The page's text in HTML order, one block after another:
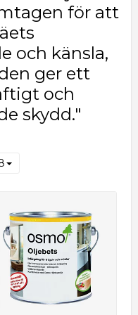
för att
och känsla,
ger ett
och
skydd."